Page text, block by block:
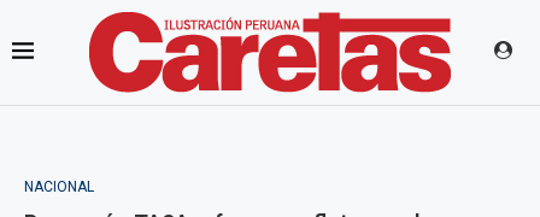
NACIONAL